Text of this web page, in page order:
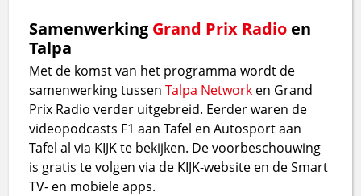
Samenwerking Grand Prix Radio en
Talpa
Met de komst van het programma wordt de
samenwerking tussenTalpa Network en Grand
Prix Radio verder uitgebreid. Eerder waren de
videopodcasts F1 aan Tafel en Autosport aan
Tafel al via KIJK te bekijken. De voorbeschouwing
is gratis te volgen via de KIJK-website en de Smart
TV- en mobiele apps.